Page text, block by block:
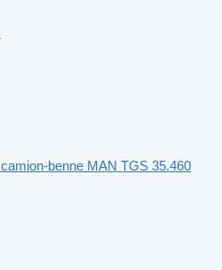
camion-benne MAN TGS 35.460